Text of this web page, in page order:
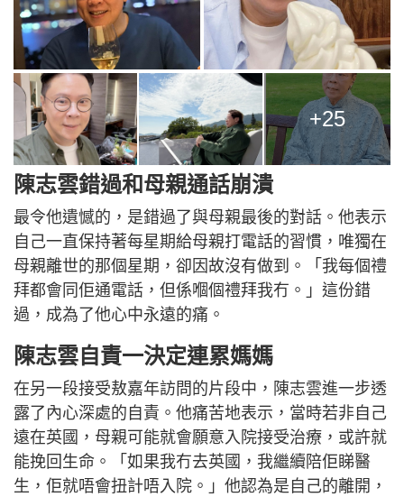
+25
陳志雲錯過和母親通話崩潰
最令他遺憾的，是錯過了與母親最後的對話。他表示
自己一直保持著每星期給母親打電話的習慣，唯獨在
母親離世的那個星期，卻因故沒有做到。「我每個禮
拜都會同佢通電話，但係嗰個禮拜我冇。」這份錯
過，成為了他心中永遠的痛。
陳志雲自責一決定連累媽媽
在另一段接受敖嘉年訪問的片段中，陳志雲進一步透
露了內心深處的自責。他痛苦地表示，當時若非自己
遠在英國，母親可能就會願意入院接受治療，或許就
能挽回生命。「如果我冇去英國，我繼續陪佢睇醫
生，佢就唔會扭計唔入院。」他認為是自己的離開，